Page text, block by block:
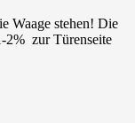
Waage stehen! Die
2% zur Türenseite